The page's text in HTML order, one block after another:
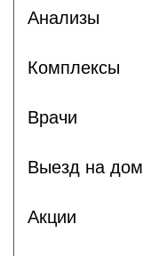
Анализы
Комплексы
Врачи
Выезд на дом
Акции